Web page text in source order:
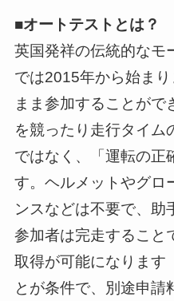
■オートテストとは？
英国発祥の伝統的なモ
では2015年から始ま
まま参加することがで
を競ったり走行タイム
ではなく、「運転の正
す。ヘルメットやグロ
ンスなどは不要で、助
参加者は完走すること
取得が可能になります
とが条件で、別途申請